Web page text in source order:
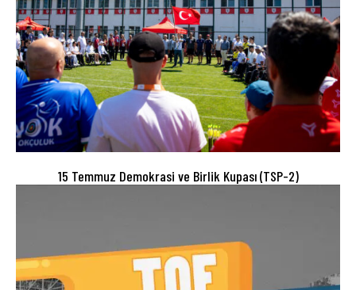
15 Temmuz Demokrasi ve Birlik Kupası (TSP-2)